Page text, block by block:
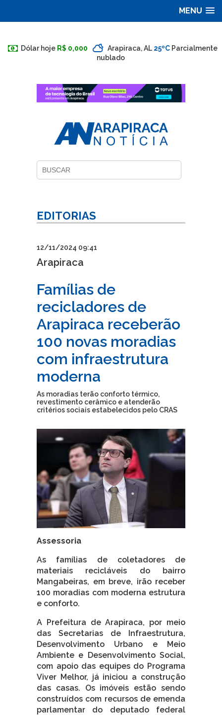
MENU
Dólar hoje R$ 0,000 Arapiraca, AL 25ºC Parcialmente
nublado
EDITORIAS
12/11/2024 09:41
Arapiraca
Famílias de
recicladores de
Arapiraca receberão
100 novas moradias
com infraestrutura
moderna
As moradias terão conforto térmico,
revestimento cerâmico e atenderão
critérios sociais estabelecidos pelo CRAS
Assessoria
As famílias de coletadores de
materiais recicláveis do bairro
Mangabeiras, em breve, irão receber
100 moradias com moderna estrutura
e conforto.
A Prefeitura de Arapiraca, por meio
das Secretarias de Infraestrutura,
Desenvolvimento Urbano e Meio
Ambiente e Desenvolvimento Social,
com apoio das equipes do Programa
Viver Melhor, já iniciou a construção
das casas. Os imóveis estão sendo
construídos com recursos de emenda
parlamentar do deputado federal